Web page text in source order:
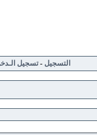
التسجيل -تسجيل